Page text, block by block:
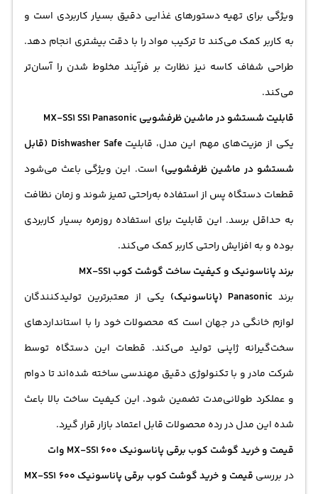
ویژگی برای تهیه دستورهای غذایی دقیق بسیار کاربردی است و
به کاربر کمک می‌کند تا ترکیب مواد را با دقت بیشتری انجام دهد.
طراحی شفاف کاسه نیز نظارت بر فرآیند مخلوط شدن را آسان‌تر
می‌کند.
قابلیت شستشو در ماشین ظرفشویی MX-SS1 SS1 Panasonic
یکی از مزیت‌های مهم این مدل، قابلیت
Dishwasher Safe (قابل
شستشو در ماشین ظرفشویی) است. این ویژگی باعث می‌شود
قطعات دستگاه پس از استفاده به‌راحتی تمیز شوند و زمان نظافت
به حداقل برسد. این قابلیت برای استفاده روزمره بسیار کاربردی
بوده و به افزایش راحتی کاربر کمک می‌کند.
برند پاناسونیک و کیفیت ساخت گوشت کوب MX-SS1
برند Panasonic (پاناسونیک)
یکی از معتبرترین تولیدکنندگان
لوازم خانگی در جهان است که محصولات خود را با استانداردهای
سخت‌گیرانه ژاپنی تولید می‌کند. قطعات این دستگاه توسط
شرکت مادر و با تکنولوژی دقیق مهندسی ساخته شده‌اند تا دوام
و عملکرد طولانی‌مدت تضمین شود. این کیفیت ساخت بالا باعث
شده این مدل در رده محصولات قابل اعتماد بازار قرار گیرد.
قیمت و خرید گوشت کوب برقی پاناسونیک MX-SS1 600 وات
در بررسی
قیمت و خرید گوشت کوب برقی پاناسونیک MX-SS1 600